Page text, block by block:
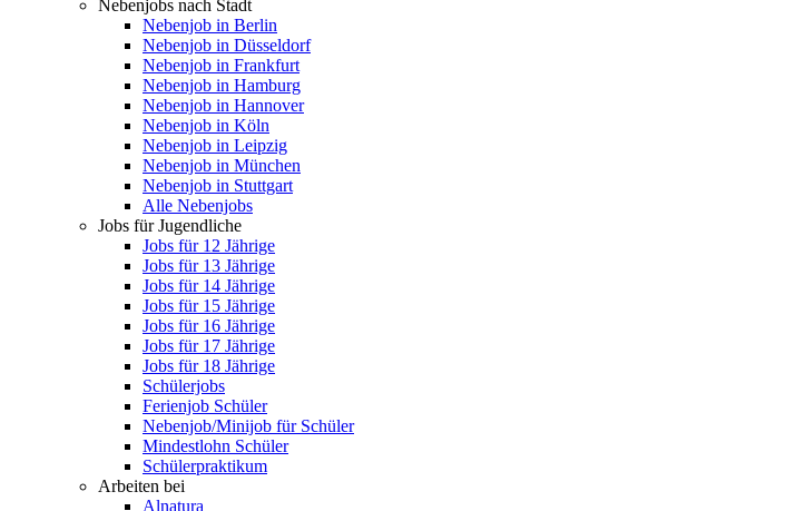
Nebenjobs nach Stadt
Nebenjob in Berlin
Nebenjob in Düsseldorf
Nebenjob in Frankfurt
Nebenjob in Hamburg
Nebenjob in Hannover
Nebenjob in Köln
Nebenjob in Leipzig
Nebenjob in München
Nebenjob in Stuttgart
Alle Nebenjobs
Jobs für Jugendliche
Jobs für 12 Jährige
Jobs für 13 Jährige
Jobs für 14 Jährige
Jobs für 15 Jährige
Jobs für 16 Jährige
Jobs für 17 Jährige
Jobs für 18 Jährige
Schülerjobs
Ferienjob Schüler
Nebenjob/Minijob für Schüler
Mindestlohn Schüler
Schülerpraktikum
Arbeiten bei
Alnatura